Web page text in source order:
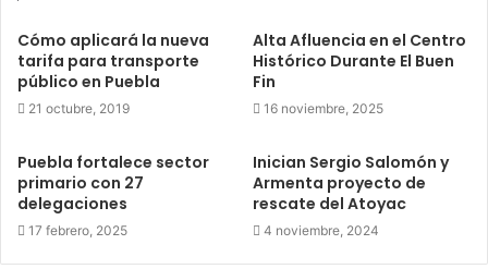
Cómo aplicará la nueva
tarifa para transporte
público en Puebla
21 octubre, 2019
Alta Afluencia en el Centro
Histórico Durante El Buen
Fin
16 noviembre, 2025
Puebla fortalece sector
primario con 27
delegaciones
17 febrero, 2025
Inician Sergio Salomón y
Armenta proyecto de
rescate del Atoyac
4 noviembre, 2024